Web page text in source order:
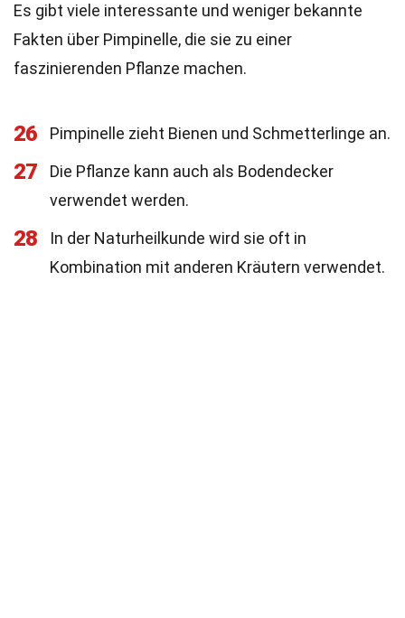
Es gibt viele interessante und weniger bekannte
Fakten über Pimpinelle, die sie zu einer
faszinierenden Pflanze machen.
26 Pimpinelle zieht Bienen und Schmetterlinge an.
27
Die Pflanze kann auch als Bodendecker
verwendet werden.
28
In der Naturheilkunde wird sie oft in
Kombination mit anderen Kräutern verwendet.